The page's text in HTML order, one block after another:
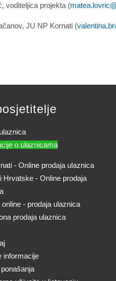
projekta (
JU NP Kornati (
o ulaznicama
- Online prodaja ulaznica
Hrvatske - Online prodaja
- prodaja ulaznica
prodaja ulaznica
informacije